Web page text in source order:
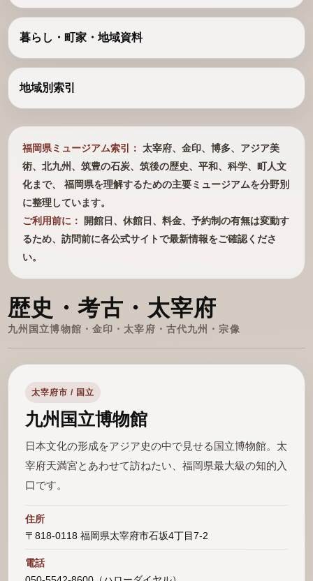
暮らし・町家・地域資料
地域別索引
福岡県ミュージアム索引： 太宰府、金印、博多、アジア美
術、北九州、筑豊の石炭、筑後の歴史、平和、科学、町人文
化まで、 福岡県を理解するための主要ミュージアムを分野別
に整理しています。
ご利用前に：
開館日、休館日、料金、予約制の有無は変動す
るため、訪問前に各公式サイトで最新情報をご確認くださ
い。
歴史・考古・太宰府
九州国立博物館・金印・太宰府・古代九州・宗像
太宰府市 / 国立
九州国立博物館
日本文化の形成をアジア史の中で見せる国立博物館。太
宰府天満宮とあわせて訪ねたい、福岡県最大級の知的入
口です。
住所
〒818-0118 福岡県太宰府市石坂4丁目7-2
電話